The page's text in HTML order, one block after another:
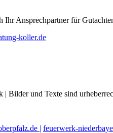
Ihr Ansprechpartner für
koller.de
Bilder und Texte sind
| feuerwerk-